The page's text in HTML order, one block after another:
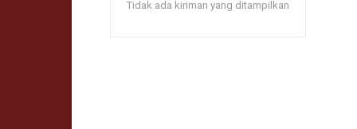
Tidak ada kiriman yang ditampilkan